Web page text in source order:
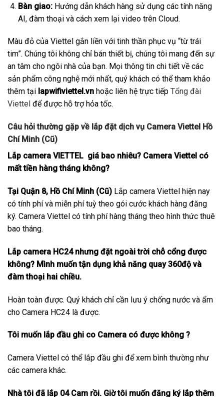
Bàn giao:Hướng dẫn khách hàng sử dụng các tính năng
AI, đàm thoại và cách xem lại video trên Cloud.
Màu đỏ của Viettel gắn liền với tinh thần phục vụ “từ trái
tim”. Chúng tôi không chỉ bán thiết bị, chúng tôi mang đến sự
an tâm cho ngôi nhà của bạn. Mọi thông tin chi tiết về các
sản phẩm công nghệ mới nhất, quý khách có thể tham khảo
thêm tại lapwifiviettel.vn hoặc liên hệ trực tiếp Tổng đài
Viettel để được hỗ trợ hỏa tốc.
Câu hỏi thường gặp về lắp đặt dịch vụ Camera Viettel Hồ
Chí Minh (Cũ)
Lắp camera VIETTEL giá bao nhiêu? Camera Viettel có
mất tiền hàng tháng không?
Tại Quận 8, Hồ Chí Minh (Cũ) Lắp camera Viettel hiện nay
có tính phí và miễn phí tuỳ theo gói cước khách hàng đăng
ký. Camera Viettel có tính phí hàng tháng theo hình thức thuê
bao tháng.
Lắp camera HC24 nhưng đặt ngoài trời chỗ cổng được
không? Mình muốn tận dụng khả năng quay 360độ và
đàm thoại hai chiều.
Hoàn toàn được. Quý khách chỉ cần lưu ý chống nước và ẩm
cho Camera HC24 là được.
Tôi muốn lắp đầu ghi co Camera có được không ?
Camera Viettel có thể lắp đầu ghi để xem bình thường như
các camera khác.
Nhà tôi đã lắp 04 Cam rồi. Giờ tôi muốn đăng ký lắp thêm